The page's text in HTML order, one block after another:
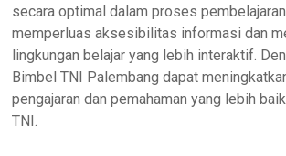
secara optimal dalam proses
memperluas aksesibilitas informasi dan
lingkungan belajar yang lebih interaktif.
Bimbel TNI Palembang dapat
pengajaran dan pemahaman yang lebih
TNI.